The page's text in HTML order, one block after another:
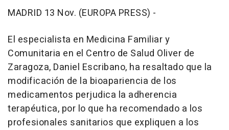
MADRID 13 Nov. (EUROPA PRESS) -
El especialista en Medicina Familiar y
Comunitaria en el Centro de Salud Oliver de
Zaragoza, Daniel Escribano, ha resaltado que la
modificación de la bioapariencia de los
medicamentos perjudica la adherencia
terapéutica, por lo que ha recomendado a los
profesionales sanitarios que expliquen a los